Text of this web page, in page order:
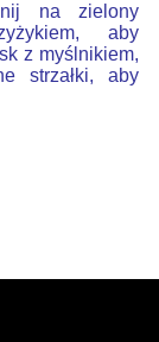
na zielony
aby
z myślnikiem,
strzałki, aby